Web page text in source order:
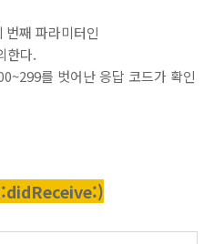
째 파라미터인
다.
를 벗어난 응답 코드가 확인